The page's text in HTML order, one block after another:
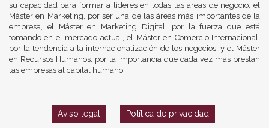
su capacidad para formar a líderes en todas las áreas de negocio, el
Máster en Marketing, por ser una de las áreas más importantes de la
empresa, el Máster en Marketing Digital, por la fuerza que está
tomando en el mercado actual, el Máster en Comercio Internacional,
por la tendencia a la internacionalización de los negocios, y el Máster
en Recursos Humanos, por la importancia que cada vez más prestan
las empresas al capital humano.
Aviso legal Política de privacidad